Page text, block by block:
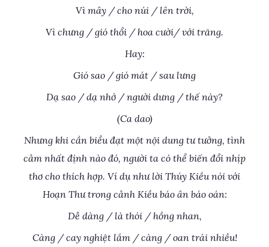
Vì mây / cho núi / lên trời,
Vì chưng / gió thổi / hoa cười/ với trăng.
Hay:
Gió sao / gió mát / sau lưng
Dạ sao / dạ nhớ / người dưng / thế này?
(Ca dao)
Nhưng khi cần biểu đạt một nội dung tư tưởng, tình
cảm nhất định nào đó, người ta có thể biến đổi nhịp
thơ cho thích hợp. Ví dụ như lời Thúy Kiều nói với
Hoạn Thư trong cảnh Kiều báo ân báo oán:
Dễ dàng / là thói / hồng nhan,
Càng / cay nghiệt lắm / càng / oan trái nhiều!